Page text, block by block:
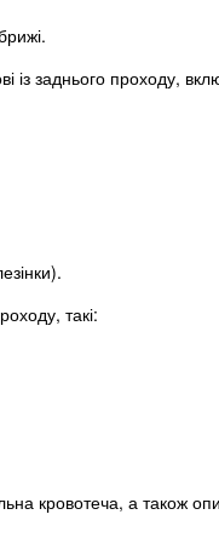
із заднього проходу,
такі:
кровотеча, а також